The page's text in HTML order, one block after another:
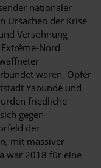
nationaler
Ursachen der Krise
Versöhnung
Nord
waren, Opfer
Yaoundé und
friedliche
gegen
der
mit massiver
war 2018 für eine